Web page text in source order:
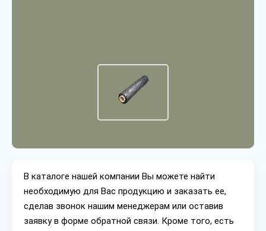
В каталоге нашей компании Вы можете найти
необходимую для Вас продукцию и заказать ее,
сделав звонок нашим менеджерам или оставив
заявку в форме обратной связи. Кроме того, есть